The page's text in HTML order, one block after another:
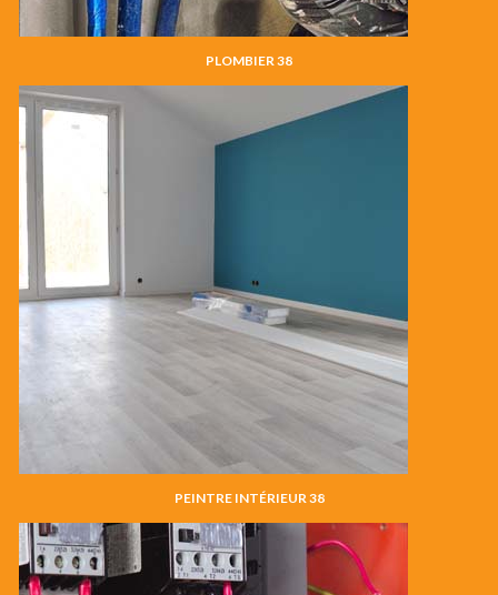
PLOMBIER 38
PEINTRE INTÉRIEUR 38